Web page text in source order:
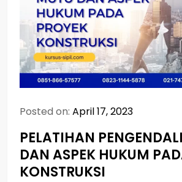
Posted on: April 17, 2023
PELATIHAN
DAN ASPEK HUKUM
KONSTRUKSI